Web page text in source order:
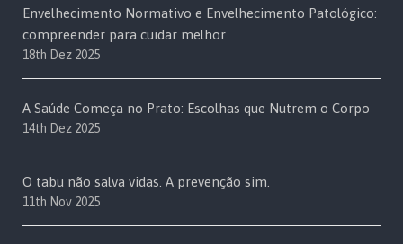
Envelhecimento Normativo e Envelhecimento Patológico:
compreender para cuidar melhor
18th Dez 2025
A Saúde Começa no Prato: Escolhas que Nutrem o Corpo
14th Dez 2025
O tabu não salva vidas. A prevenção sim.
11th Nov 2025